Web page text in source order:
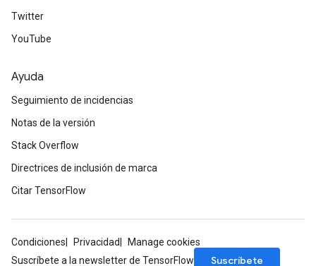
Twitter
YouTube
Ayuda
Seguimiento de incidencias
Notas de la versión
Stack Overflow
Directrices de inclusión de marca
Citar TensorFlow
Condiciones Privacidad
Manage cookies
Suscríbete a la newsletter de TensorFlow
Suscríbete